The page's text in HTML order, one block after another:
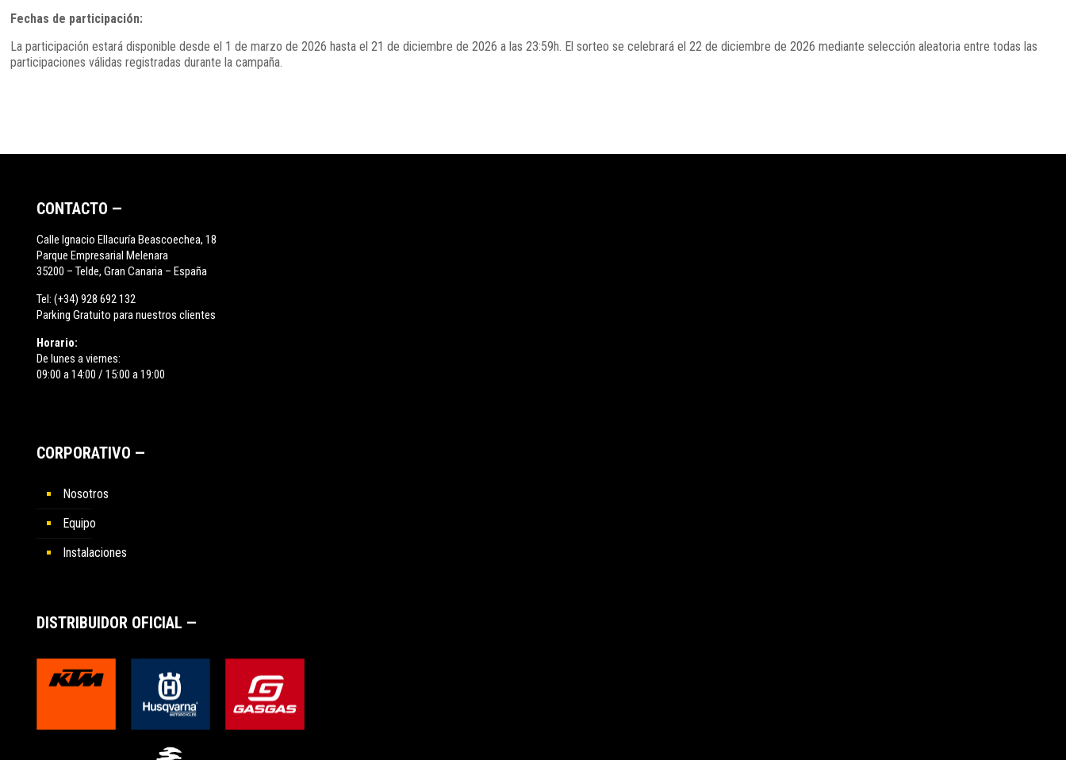
Fechas de participación:
La participación estará disponible desde el 1 de marzo de 2026 hasta el 21 de diciembre de 2026 a las 23:59h. El sorteo se celebrará el 22 de diciembre de 2026 mediante selección aleatoria entre todas las
participaciones válidas registradas durante la campaña.
CONTACTO —
Calle Ignacio Ellacuría Beascoechea, 18
Parque Empresarial Melenara
35200 – Telde, Gran Canaria – España
Tel:(+34) 928 692 132
Parking Gratuito para nuestros clientes
Horario:
De lunes a viernes:
09:00 a 14:00 / 15:00 a 19:00
CORPORATIVO —
Nosotros
Equipo
Instalaciones
DISTRIBUIDOR OFICIAL —